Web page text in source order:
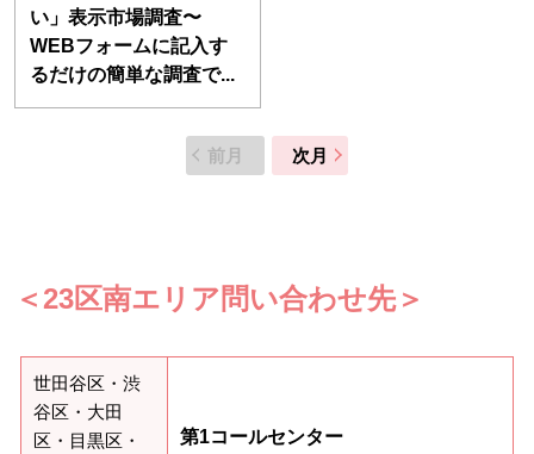
い」表示市場調査〜
WEBフォームに記入す
るだけの簡単な調査で...
前月 次月
＜23区南エリア問い合わせ先＞
世田谷区・渋
谷区・大田
区・目黒区・
第1コールセンター